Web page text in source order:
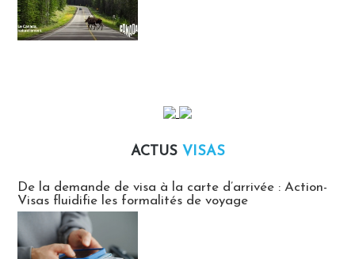
ACTUS VISAS
De la demande de visa à la carte d’arrivée : Action-
Visas fluidifie les formalités de voyage